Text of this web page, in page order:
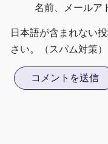
名前、メールア
日本語が含まれない
さい。（スパム対策）